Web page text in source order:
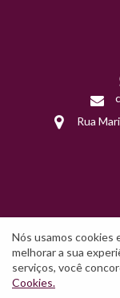
Rua
Nós usamos cookies
melhorar a sua
serviços, você
Cookies.